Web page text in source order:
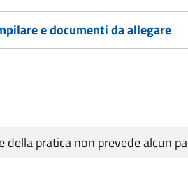
e documenti da allegare
della pratica non prevede alcun